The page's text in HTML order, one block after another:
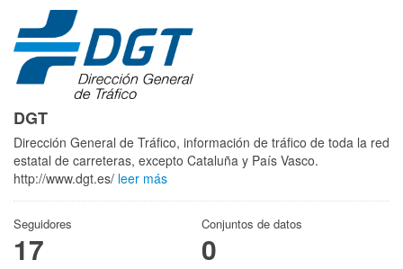
DGT
Dirección General de Tráfico, información de tráfico de toda la red
estatal de carreteras, excepto Cataluña y País Vasco.
http://www.dgt.es/ leer más
Seguidores
17
Conjuntos de datos
0